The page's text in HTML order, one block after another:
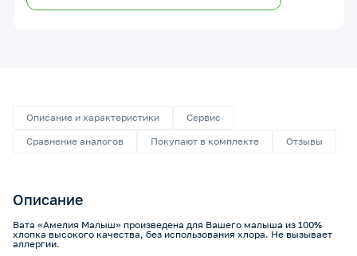
Описание и характеристики
Сервис
Сравнение аналогов
Покупают в комплекте Отзывы
Описание
Вата «Амелия Малыш» произведена для Вашего малыша из 100%
хлопка высокого качества, без использования хлора. Не вызывает
аллергии.